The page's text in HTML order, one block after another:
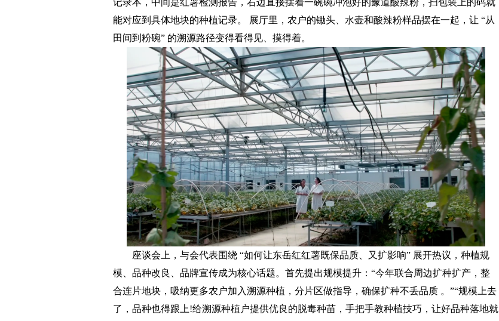
记录本，中间是红薯检测报告，右边直接摆着一碗碗冲泡好的豫道酸辣粉，扫包装上的码就
能对应到具体地块的种植记录。 展厅里，农户的锄头、水壶和酸辣粉样品摆在一起，让 “从
田间到粉碗” 的溯源路径变得看得见、摸得着。
座谈会上，与会代表围绕 “如何让东岳红红薯既保品质、又扩影响” 展开热议，种植规
模、品种改良、品牌宣传成为核心话题。首先提出规模提升：“今年联合周边扩种扩产，整
合连片地块，吸纳更多农户加入溯源种植，分片区做指导，确保扩种不丢品质 。”“规模上去
了，品种也得跟上!给溯源种植户提供优良的脱毒种苗，手把手教种植技巧，让好品种落地就